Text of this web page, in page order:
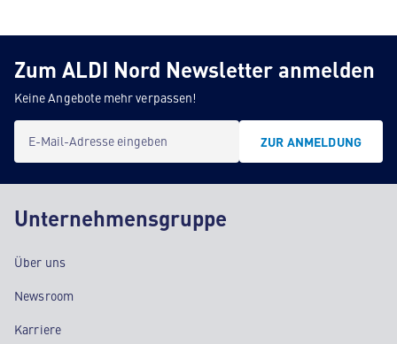
Zum ALDI Nord Newsletter anmelden
Keine Angebote mehr verpassen!
E-Mail-Adresse eingeben ZUR ANMELDUNG
Unternehmensgruppe
Über uns
Newsroom
Karriere